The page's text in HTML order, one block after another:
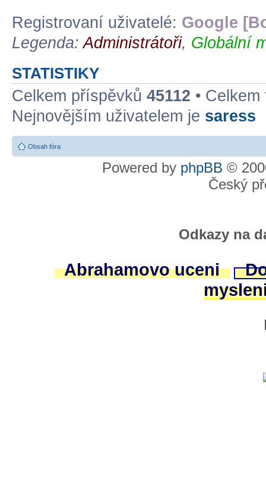
Registrovaní uživatelé: Google
Legenda:Administrátoři, Globální
STATISTIKY
Celkem příspěvků 45112 •
Nejnovějším uživatelem je saress
Obsah fóra
Powered by phpBB ©
Český
Odkazy na
Abrahamovo uceni